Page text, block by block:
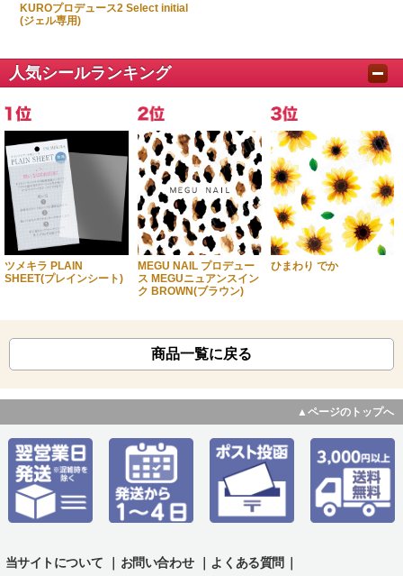
KUROプロデュース2 Select initial
(ジェル専用)
人気シールランキング
ツメキラ PLAIN
SHEET(プレインシート)
MEGU NAIL プロデュー
ス MEGUニュアンスイン
ク BROWN(ブラウン)
ひまわり でか
商品一覧に戻る
▲ページのトップへ
当サイトについて お問い合わせ よくある質問